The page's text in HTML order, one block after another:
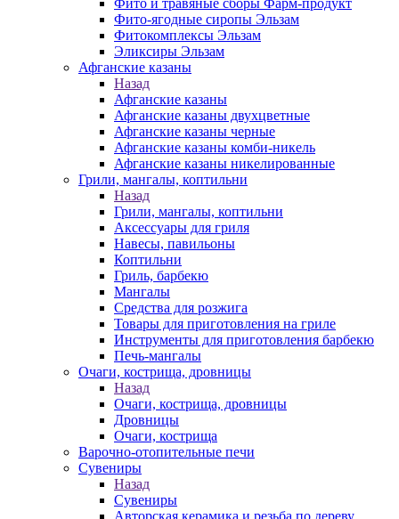
Фито и травяные сборы Фарм-продукт
Фито-ягодные сиропы Эльзам
Фитокомплексы Эльзам
Эликсиры Эльзам
Афганские казаны
Назад
Афганские казаны
Афганские казаны двухцветные
Афганские казаны черные
Афганские казаны комби-никель
Афганские казаны никелированные
Грили, мангалы, коптильни
Назад
Грили, мангалы, коптильни
Аксессуары для гриля
Навесы, павильоны
Коптильни
Гриль, барбекю
Мангалы
Средства для розжига
Товары для приготовления на гриле
Инструменты для приготовления барбекю
Печь-мангалы
Очаги, кострища, дровницы
Назад
Очаги, кострища, дровницы
Дровницы
Очаги, кострища
Варочно-отопительные печи
Сувениры
Назад
Сувениры
Авторская керамика и резьба по дереву